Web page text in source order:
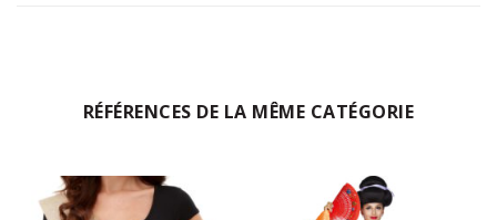
RÉFÉRENCES DE LA MÊME CATÉGORIE